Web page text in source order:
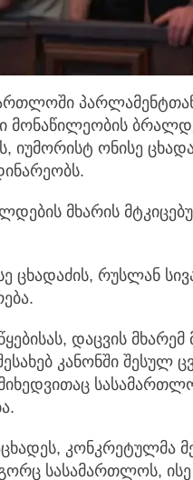
მონაწილეობის
იუმორისტ ონისე
მხარის
ცხადაძის, რუსლან
დაცვის
კანონში შესულ
კონკრეტულმა
სასამართლოს, ისე